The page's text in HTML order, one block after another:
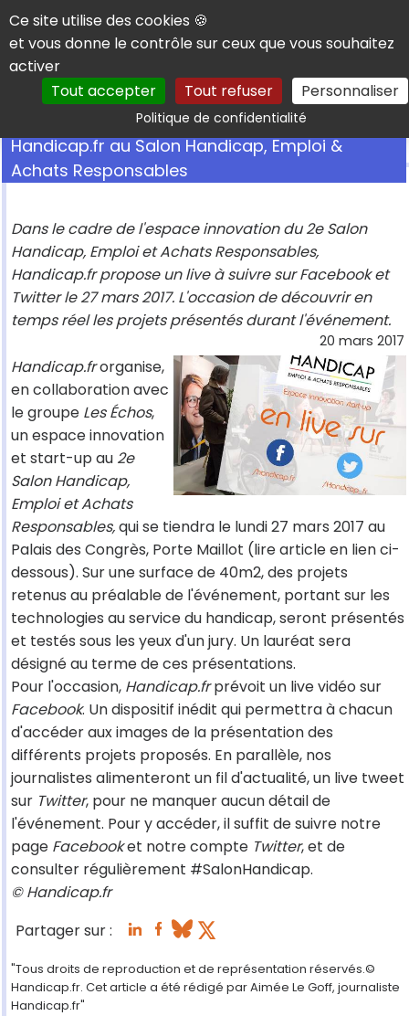
Panneau de gestion des cookies
Ce site utilise des cookies 🍪
et vous donne le contrôle sur ceux que vous souhaitez
activer
Tout accepter
Tout refuser Personnaliser
Politique de confidentialitéRechercher
Handicap.fr au Salon Handicap, Emploi &
Achats Responsables
Dans le cadre de l'espace innovation du 2e Salon
Handicap, Emploi et Achats Responsables,
Handicap.fr propose un live à suivre sur Facebook et
Twitter le 27 mars 2017. L'occasion de découvrir en
temps réel les projets présentés durant l'événement.
20 mars 2017
Handicap.frorganise,
en collaboration avec
le groupe Les Échos,
un espace innovation
et start-up au 2e
Salon Handicap,
Emploi et Achats
Responsables,qui se tiendra le lundi 27 mars 2017 au
Palais des Congrès, Porte Maillot (lire article en lien ci-
dessous). Sur une surface de 40m2, des projets
retenus au préalable de l'événement, portant sur les
technologies au service du handicap, seront présentés
et testés sous les yeux d'un jury. Un lauréat sera
désigné au terme de ces présentations.
Pour l'occasion, Handicap.frprévoit un live vidéo sur
Facebook. Un dispositif inédit qui permettra à chacun
d'accéder aux images de la présentation des
différents projets proposés. En parallèle, nos
journalistes alimenteront un fil d'actualité, un live tweet
sur Twitter, pour ne manquer aucun détail de
l'événement. Pour y accéder, il suffit de suivre notre
page Facebooket notre compte Twitter, et de
consulter régulièrement #SalonHandicap.
© Handicap.fr
Partager sur :
"Tous droits de reproduction et de représentation réservés.©
Handicap.fr. Cet article a été rédigé par Aimée Le Goff, journaliste
Handicap.fr"